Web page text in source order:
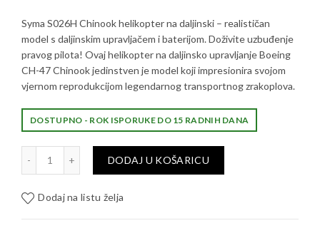
Syma S026H Chinook helikopter na daljinski – realističan
model s daljinskim upravljačem i baterijom. Doživite uzbuđenje
pravog pilota! Ovaj helikopter na daljinsko upravljanje Boeing
CH-47 Chinook jedinstven je model koji impresionira svojom
vjernom reprodukcijom legendarnog transportnog zrakoplova.
DOSTUPNO - ROK ISPORUKE DO 15 RADNIH DANA
Syma S026H Chinook helikopter na daljinski količina
DODAJ U KOŠARICU
Dodaj na listu želja